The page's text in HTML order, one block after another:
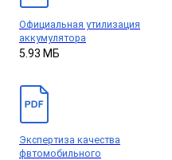
Официальная утилизация
аккумулятора
5.93 МБ
Экспертиза качества
фвтомобильного